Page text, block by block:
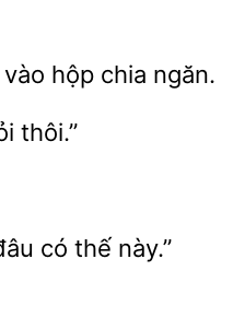
vào hộp chia ngăn.
thôi.”
thế này.”